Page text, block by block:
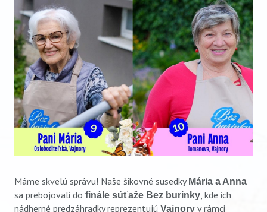
VIDEO
AUDIO
ARCHÍV VYDANÍ
Máme skvelú správu! Naše šikovné susedky Mária a Anna
sa prebojovali do finále súťaže Bez burinky, kde ich
nádherné predzáhradky reprezentujú Vajnory v rámci